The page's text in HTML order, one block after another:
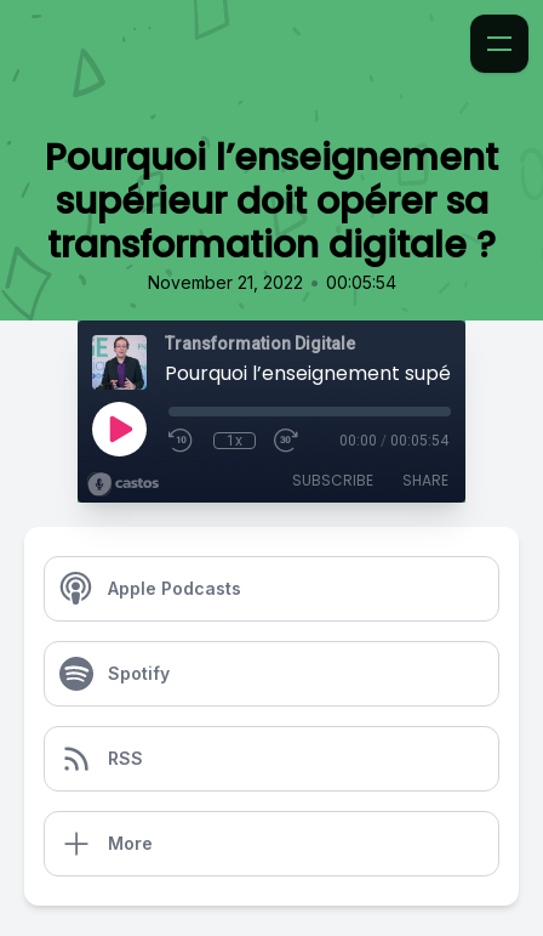
Pourquoi l’enseignement
supérieur doit opérer sa
transformation digitale ?
November 21, 2022 • 00:05:54
Transformation Digitale
1x 00:00 / 00:05:54
SUBSCRIBE SHARE
Apple Podcasts
Spotify
RSS
More